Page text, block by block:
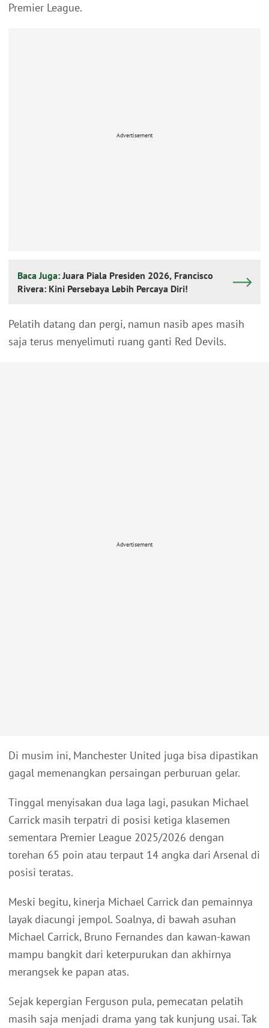
Premier League.
Advertisement
Baca Juga:Juara Piala Presiden 2026, Francisco
Rivera: Kini Persebaya Lebih Percaya Diri!
Pelatih datang dan pergi, namun nasib apes masih
saja terus menyelimuti ruang ganti Red Devils.
Advertisement
Di musim ini, Manchester United juga bisa dipastikan
gagal memenangkan persaingan perburuan gelar.
Tinggal menyisakan dua laga lagi, pasukan Michael
Carrick masih terpatri di posisi ketiga klasemen
sementara Premier League 2025/2026 dengan
torehan 65 poin atau terpaut 14 angka dari Arsenal di
posisi teratas.
Meski begitu, kinerja Michael Carrick dan pemainnya
layak diacungi jempol. Soalnya, di bawah asuhan
Michael Carrick, Bruno Fernandes dan kawan-kawan
mampu bangkit dari keterpurukan dan akhirnya
merangsek ke papan atas.
Sejak kepergian Ferguson pula, pemecatan pelatih
masih saja menjadi drama yang tak kunjung usai. Tak